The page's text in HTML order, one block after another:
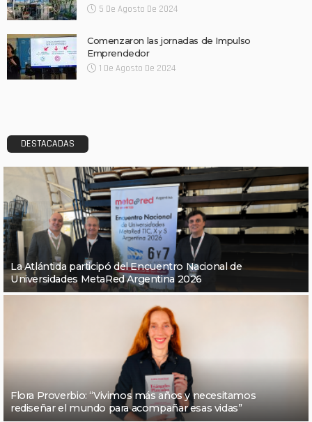
5 De Agosto De 2024
Comenzaron las jornadas de Impulso
Emprendedor
1 De Agosto De 2024
DESTACADAS
La Atlántida participó del Encuentro Nacional de
Universidades MetaRed Argentina 2026
Flora Proverbio: “Vivimos más años y necesitamos
rediseñar el mundo para acompañar esas vidas”